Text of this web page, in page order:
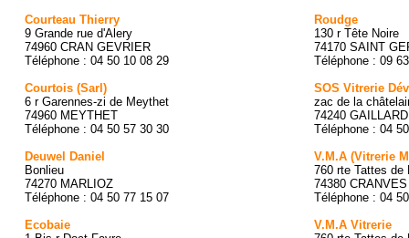
Courteau Thierry
9 Grande rue d'Alery
74960 CRAN GEVRIER
Téléphone : 04 50 10 08 29
Courtois (Sarl)
6 r Garennes-zi de Meythet
74960 MEYTHET
Téléphone : 04 50 57 30 30
Deuwel Daniel
Bonlieu
74270 MARLIOZ
Téléphone : 04 50 77 15 07
Ecobaie
Roudge
130 r Tête Noire
74170 SAINT
Téléphone : 09
SOS Vitrerie
zac de la
74240 GAILLARD
Téléphone : 04
V.M.A (Vitrerie
760 rte Tattes de
74380
Téléphone : 04
V.M.A Vitrerie